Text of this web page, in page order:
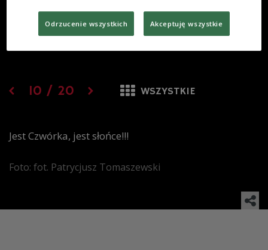
10 / 20 WSZYSTKIE
Jest Czwórka, jest słońce!!!
Foto: fot. Patrycjusz Tomaszewski
Odrzucenie wszystkich Akceptuję wszystkie